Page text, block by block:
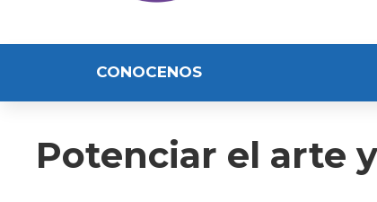
CONOCENOS
Potenciar el arte